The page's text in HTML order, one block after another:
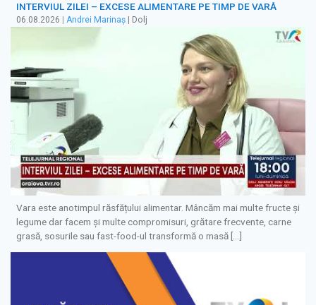
INTERVIUL ZILEI – EXCESE ALIMENTARE PE TIMP DE VARĂ
06.08.2026 Andrei Marinaș | Dolj
Vara este anotimpul răsfățului alimentar. Mâncăm mai multe fructe și
legume dar facem și multe compromisuri, grătare frecvente, carne
grasă, sosurile sau fast-food-ul transformă o masă […]